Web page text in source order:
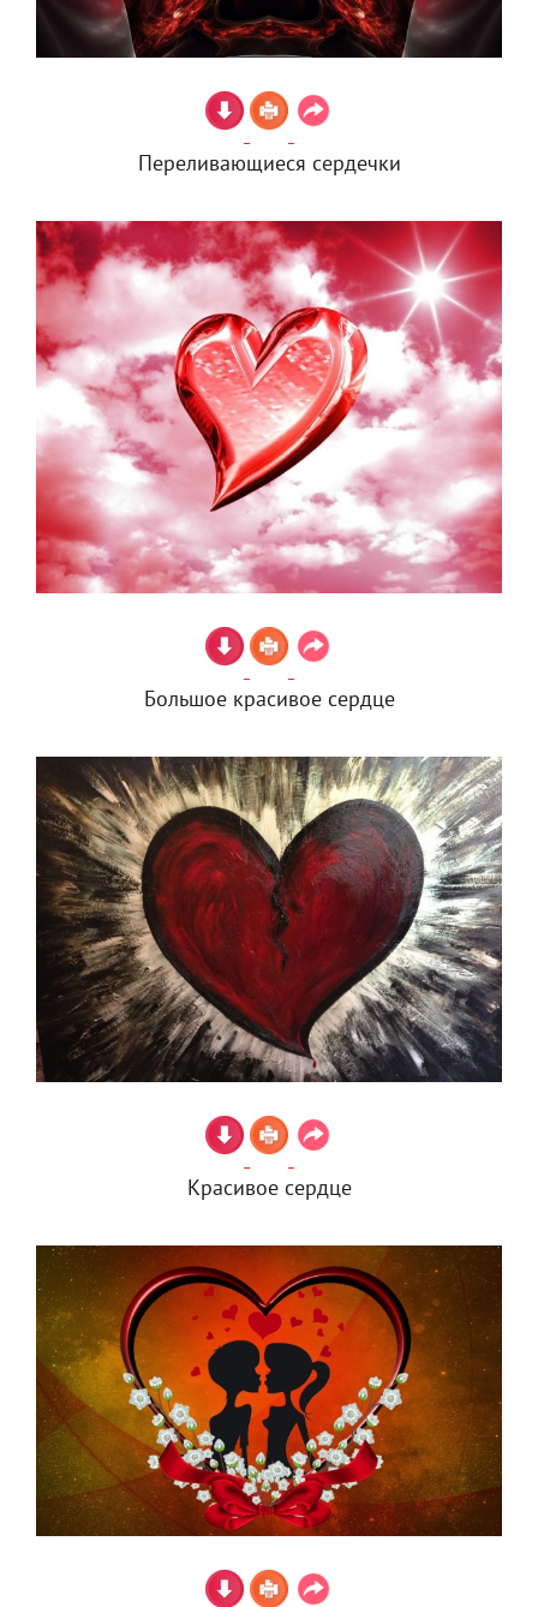
Переливающиеся сердечки
Большое красивое сердце
Красивое сердце